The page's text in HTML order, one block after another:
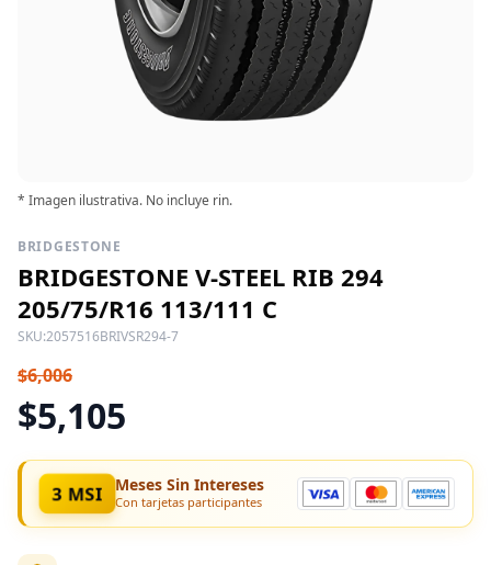
* Imagen ilustrativa. No incluye rin.
BRIDGESTONE
BRIDGESTONE V-STEEL RIB 294
205/75/R16 113/111 C
SKU:2057516BRIVSR294-7
$6,006
$5,105
3 MSI Meses Sin Intereses
Con tarjetas participantes